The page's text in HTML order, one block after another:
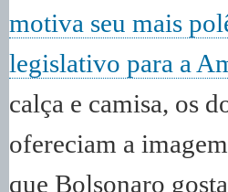
motiva seu mais
legislativo para a
calça e camisa, os
ofereciam a
que Bolsonaro